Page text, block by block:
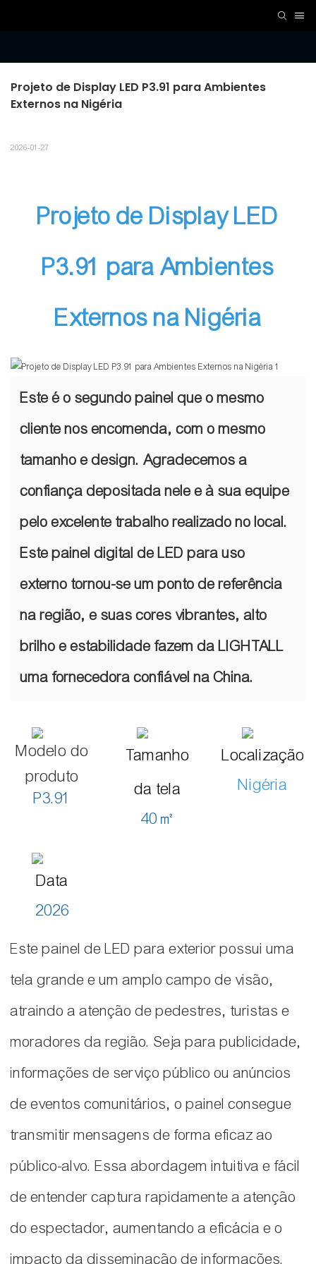
Projeto de Display LED P3.91 para Ambientes
Externos na Nigéria
2026-01-27
Projeto de Display LED
P3.91 para Ambientes
Externos na Nigéria
Este é o segundo painel que o mesmo
cliente nos encomenda, com o mesmo
tamanho e design. Agradecemos a
confiança depositada nele e à sua equipe
pelo excelente trabalho realizado no local.
Este painel digital de LED para uso
externo tornou-se um ponto de referência
na região, e suas cores vibrantes, alto
brilho e estabilidade fazem da LIGHTALL
uma fornecedora confiável na China.
Modelo do
produto
P3.91
Tamanho
da tela
40㎡
Localização
Nigéria
Data
2026
Este painel de LED para exterior possui uma
tela grande e um amplo campo de visão,
atraindo a atenção de pedestres, turistas e
moradores da região. Seja para publicidade,
informações de serviço público ou anúncios
de eventos comunitários, o painel consegue
transmitir mensagens de forma eficaz ao
público-alvo. Essa abordagem intuitiva e fácil
de entender captura rapidamente a atenção
do espectador, aumentando a eficácia e o
impacto da disseminação de informações.